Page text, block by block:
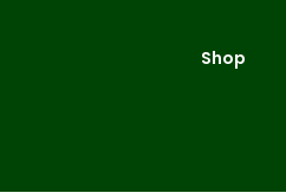
Shop